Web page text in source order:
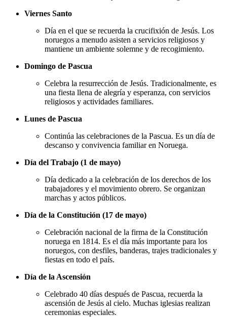
Viernes Santo
Día en el que se recuerda la crucifixión de Jesús. Los
noruegos a menudo asisten a servicios religiosos y
mantiene un ambiente solemne y de recogimiento.
Domingo de Pascua
Celebra la resurrección de Jesús. Tradicionalmente, es
una fiesta llena de alegría y esperanza, con servicios
religiosos y actividades familiares.
Lunes de Pascua
Continúa las celebraciones de la Pascua. Es un día de
descanso y convivencia familiar en Noruega.
Día del Trabajo (1 de mayo)
Día dedicado a la celebración de los derechos de los
trabajadores y el movimiento obrero. Se organizan
marchas y actos públicos.
Día de la Constitución (17 de mayo)
Celebración nacional de la firma de la Constitución
noruega en 1814. Es el día más importante para los
noruegos, con desfiles, banderas, trajes tradicionales y
fiestas en todo el país.
Día de la Ascensión
Celebrado 40 días después de Pascua, recuerda la
ascensión de Jesús al cielo. Muchas iglesias realizan
ceremonias especiales.